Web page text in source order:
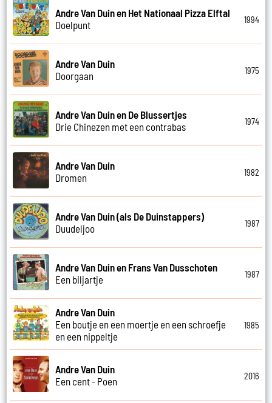
Andre Van Duin en Het Nationaal Pizza Elftal
Doelpunt
1994
Andre Van Duin
Doorgaan
1975
Andre Van Duin en De Blussertjes
Drie Chinezen met een contrabas
1974
Andre Van Duin
Dromen
1982
Andre Van Duin (als De Duinstappers)
Duudeljoo
1987
Andre Van Duin en Frans Van Dusschoten
Een biljartje
1987
Andre Van Duin
Een boutje en een moertje en een schroefje
en een nippeltje
1985
Andre Van Duin
Een cent - Poen
2016